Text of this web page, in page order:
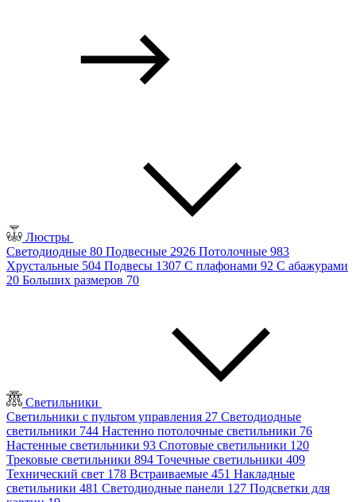
Люстры
Светодиодные 80 Подвесные 2926 Потолочные 983
Хрустальные 504 Подвесы 1307 С плафонами 92 С абажурами
20 Больших размеров 70
Светильники
Светильники с пультом управления 27 Светодиодные
светильники 744 Настенно потолочные светильники 76
Настенные светильники 93 Спотовые светильники 120
Трековые светильники 894 Точечные светильники 409
Технический свет 178 Встраиваемые 451 Накладные
светильники 481 Светодиодные панели 127 Подсветки для